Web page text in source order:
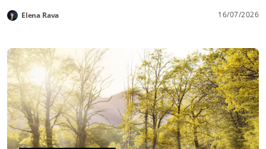
Elena Rava 16/07/2026